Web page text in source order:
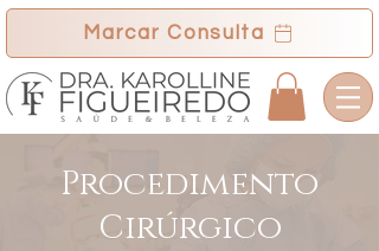
Marcar Consulta
Procedimento
Cirúrgico